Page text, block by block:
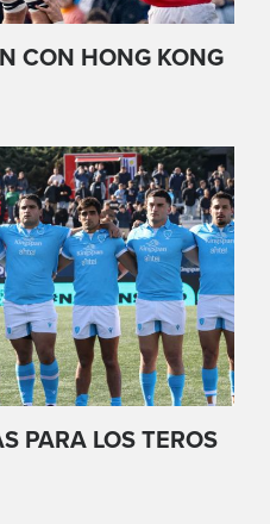
CON HONG KONG
PARA LOS TEROS